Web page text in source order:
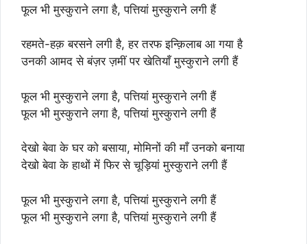
फूल भी मुस्कुराने लगा है, पत्तियां मुस्कुराने लगी हैं
रहमते-हक़ बरसने लगी है, हर तरफ इन्क़िलाब आ गया है
उनकी आमद से बंज़र ज़मीं पर खेतियाँ मुस्कुराने लगी हैं
फूल भी मुस्कुराने लगा है, पत्तियां मुस्कुराने लगी हैं
फूल भी मुस्कुराने लगा है, पत्तियां मुस्कुराने लगी हैं
देखो बेवा के घर को बसाया, मोमिनों की माँ उनको बनाया
देखो बेवा के हाथों में फिर से चूड़ियां मुस्कुराने लगी हैं
फूल भी मुस्कुराने लगा है, पत्तियां मुस्कुराने लगी हैं
फूल भी मुस्कुराने लगा है, पत्तियां मुस्कुराने लगी हैं